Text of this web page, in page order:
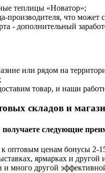
теплицы «Новатор»;
производителя, что может
- дополнительный
или рядом на
товар, и наши
складов и
следующие
оптовым ценам бонусы 2-
ярмарках и
и много другой